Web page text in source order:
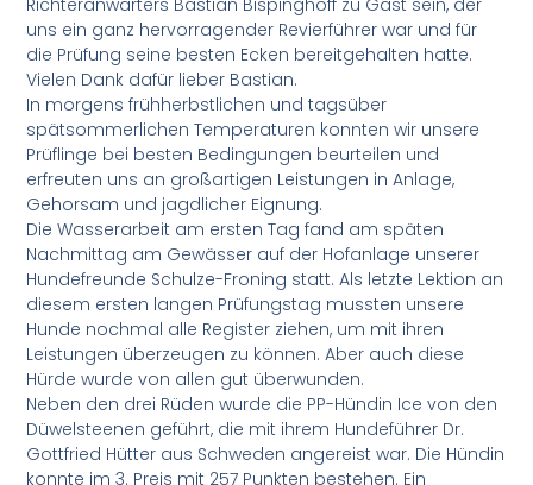
Richteranwärters Bastian Bispinghoff zu Gast sein, der
uns ein ganz hervorragender Revierführer war und für
die Prüfung seine besten Ecken bereitgehalten hatte.
Vielen Dank dafür lieber Bastian.
In morgens frühherbstlichen und tagsüber
spätsommerlichen Temperaturen konnten wir unsere
Prüflinge bei besten Bedingungen beurteilen und
erfreuten uns an großartigen Leistungen in Anlage,
Gehorsam und jagdlicher Eignung.
Die Wasserarbeit am ersten Tag fand am späten
Nachmittag am Gewässer auf der Hofanlage unserer
Hundefreunde Schulze-Froning statt. Als letzte Lektion an
diesem ersten langen Prüfungstag mussten unsere
Hunde nochmal alle Register ziehen, um mit ihren
Leistungen überzeugen zu können. Aber auch diese
Hürde wurde von allen gut überwunden.
Neben den drei Rüden wurde die PP-Hündin Ice von den
Düwelsteenen geführt, die mit ihrem Hundeführer Dr.
Gottfried Hütter aus Schweden angereist war. Die Hündin
konnte im 3. Preis mit 257 Punkten bestehen. Ein